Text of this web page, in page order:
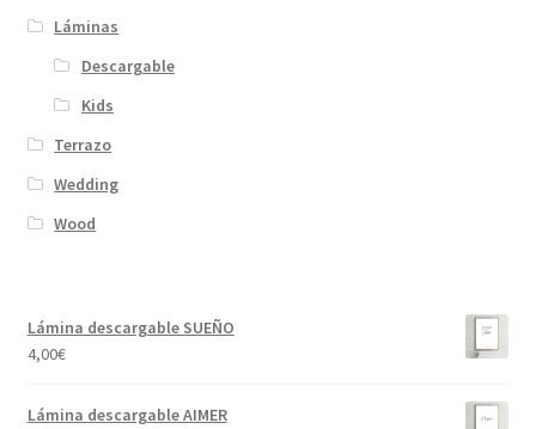
Láminas
Descargable
Kids
Terrazo
Wedding
Wood
Lámina descargable SUEÑO
4,00€
Lámina descargable AIMER